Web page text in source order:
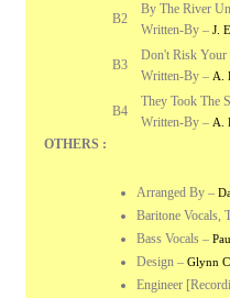
OTHERS :
B2
By The River
Written-By – J.
B3
Don't Risk Your
Written-By – A.
B4
They Took The
Written-By – A.
Arranged By–
Baritone Vocals,
Bass Vocals–
Design– Glynn
Engineer